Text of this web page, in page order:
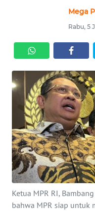
Mega
Rabu, 5
Ketua MPR RI,
bahwa MPR siap untuk
KRIMINAL
EKUIN
SAINS-TEKNO
KESEHATAN
INTERNASIONAL
SERBA-SERBI